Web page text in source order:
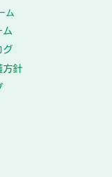
ム
グ
方針